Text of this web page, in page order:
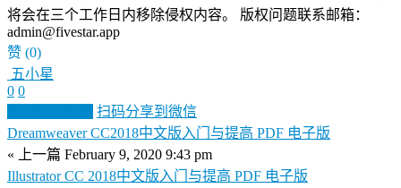
将会在三个工作日内移除侵权内容。 版权问题联系邮箱：
admin@fivestar.app
赞 (0)
五小星
0 0
扫码分享到微信
Dreamweaver CC2018中文版入门与提高 PDF 电子版
« 上一篇 February 9, 2020 9:43 pm
Illustrator CC 2018中文版入门与提高 PDF 电子版